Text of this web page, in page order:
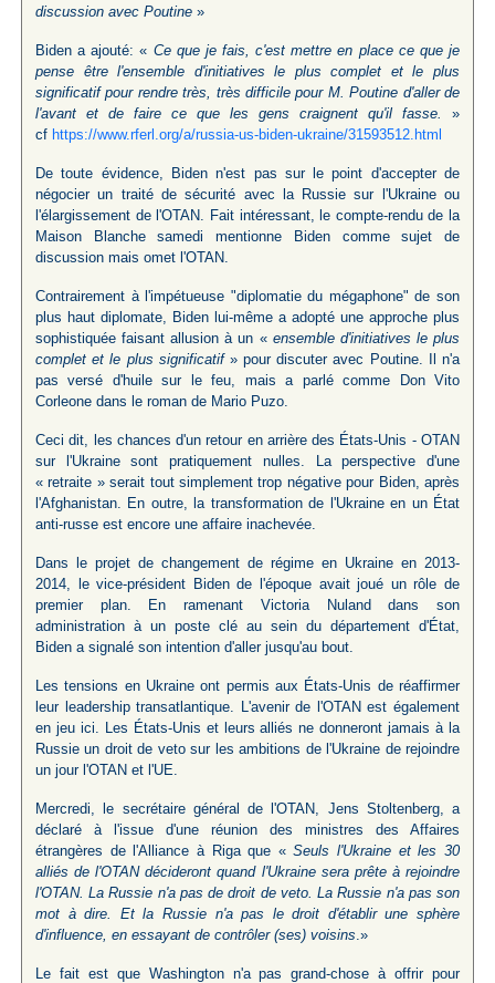
discussion avec Poutine »
Biden a ajouté: « Ce que je fais, c'est mettre en place ce que je
pense être l'ensemble d'initiatives le plus complet et le plus
significatif pour rendre très, très difficile pour M. Poutine d'aller de
l'avant et de faire ce que les gens craignent qu'il fasse.
»
cf https://www.rferl.org/a/russia-us-biden-ukraine/31593512.html
De toute évidence, Biden n'est pas sur le point d'accepter de
négocier un traité de sécurité avec la Russie sur l'Ukraine ou
l'élargissement de l'OTAN. Fait intéressant, le compte-rendu de la
Maison Blanche samedi mentionne Biden comme sujet de
discussion mais omet l'OTAN.
Contrairement à l'impétueuse "diplomatie du mégaphone" de son
plus haut diplomate, Biden lui-même a adopté une approche plus
sophistiquée faisant allusion à un « ensemble d'initiatives le plus
complet et le plus significatif» pour discuter avec Poutine. Il n'a
pas versé d'huile sur le feu, mais a parlé comme Don Vito
Corleone dans le roman de Mario Puzo.
Ceci dit, les chances d'un retour en arrière des États-Unis - OTAN
sur l'Ukraine sont pratiquement nulles. La perspective d'une
« retraite » serait tout simplement trop négative pour Biden, après
l'Afghanistan. En outre, la transformation de l'Ukraine en un État
anti-russe est encore une affaire inachevée.
Dans le projet de changement de régime en Ukraine en 2013-
2014, le vice-président Biden de l'époque avait joué un rôle de
premier plan. En ramenant Victoria Nuland dans son
administration à un poste clé au sein du département d'État,
Biden a signalé son intention d'aller jusqu'au bout.
Les tensions en Ukraine ont permis aux États-Unis de réaffirmer
leur leadership transatlantique. L'avenir de l'OTAN est également
en jeu ici. Les États-Unis et leurs alliés ne donneront jamais à la
Russie un droit de veto sur les ambitions de l'Ukraine de rejoindre
un jour l'OTAN et l'UE.
Mercredi, le secrétaire général de l'OTAN, Jens Stoltenberg, a
déclaré à l'issue d'une réunion des ministres des Affaires
étrangères de l'Alliance à Riga que «Seuls l'Ukraine et les 30
alliés de l'OTAN décideront quand l'Ukraine sera prête à rejoindre
l'OTAN. La Russie n'a pas de droit de veto. La Russie n'a pas son
mot à dire. Et la Russie n'a pas le droit d'établir une sphère
d'influence, en essayant de contrôler (ses) voisins.»
Le fait est que Washington n'a pas grand-chose à offrir pour